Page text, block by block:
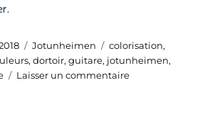
Catégories
Jotunheimen Étiquettes
colorisation,
,dortoir,guitare, jotunheimen,
Laisser un commentairesur